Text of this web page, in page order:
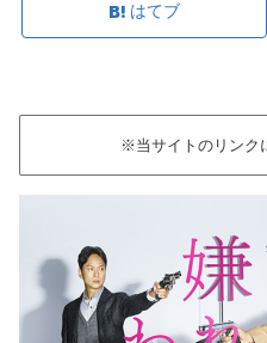
はてブ
※当サイトのリンク